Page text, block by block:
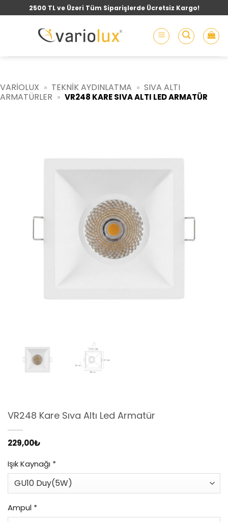
atla
2500 TL ve Üzeri Tüm Siparişlerde Ücretsiz Kargo!
VARIOLUX » TEKNIK AYDINLATMA » SIVA ALTI
ARMATÜRLER » VR248 KARE SIVA ALTI LED ARMATÜR
VR248 Kare Sıva Altı Led Armatür
229,00₺
Işık Kaynağı *
Ampul *